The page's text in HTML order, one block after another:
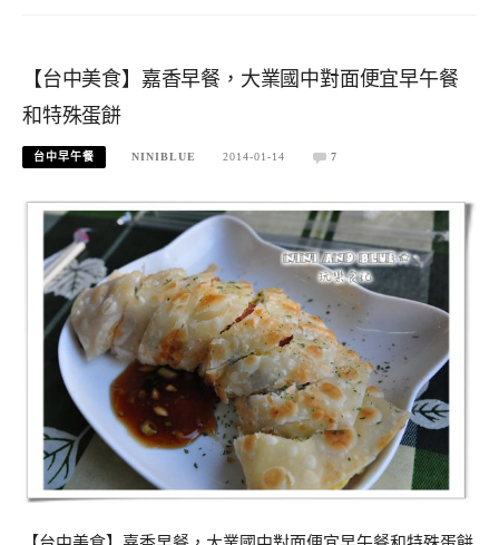
【台中美食】嘉香早餐，大業國中對面便宜早午餐
和特殊蛋餅
台中早午餐 NINIBLUE 2014-01-14 7